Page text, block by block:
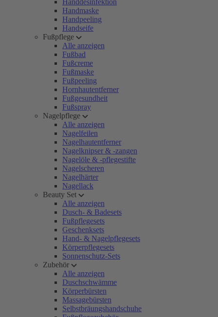
Handdesinfektion
Handmaske
Handpeeling
Handseife
Fußpflege
Alle anzeigen
Fußbad
Fußcreme
Fußmaske
Fußpeeling
Hornhautentferner
Fußgesundheit
Fußspray
Nagelpflege
Alle anzeigen
Nagelfeilen
Nagelhautentferner
Nagelknipser & -zangen
Nagelöle & -pflegestifte
Nagelscheren
Nagelhärter
Nagellack
Beauty Set
Alle anzeigen
Dusch- & Badesets
Fußpflegesets
Geschenksets
Hand- & Nagelpflegesets
Körperpflegesets
Sonnenschutz-Sets
Zubehör
Alle anzeigen
Duschschwämme
Körperbürsten
Massagebürsten
Selbstbräungshandschuhe